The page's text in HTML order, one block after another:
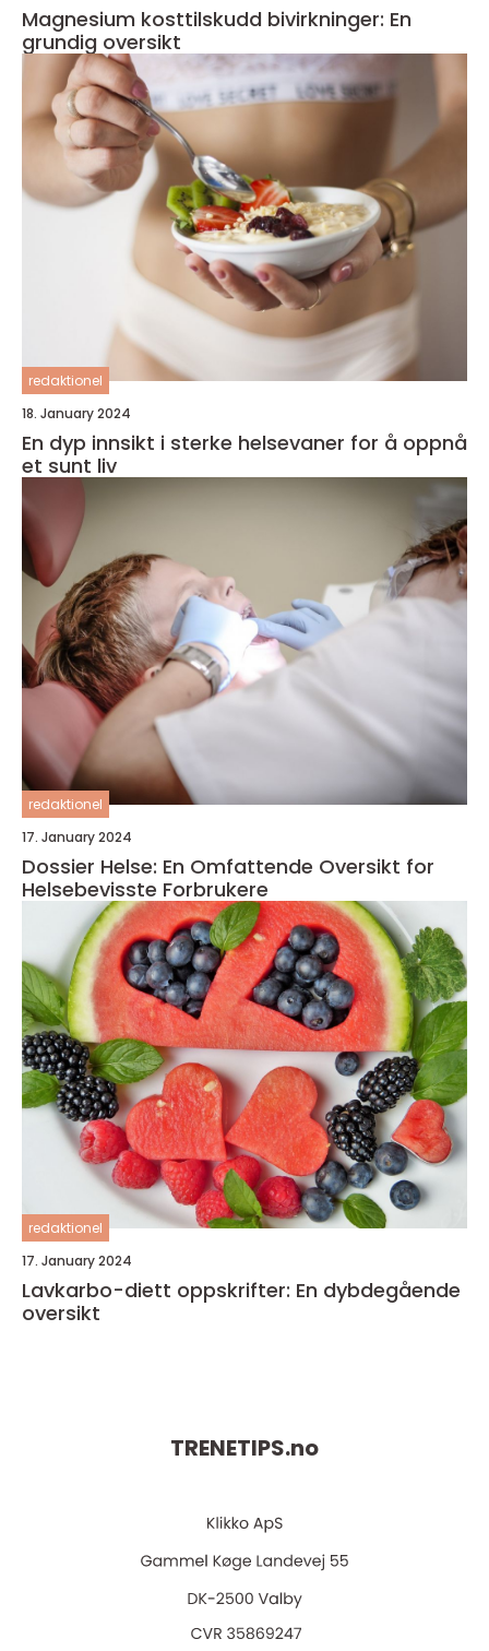
Magnesium kosttilskudd bivirkninger: En
grundig oversikt
redaktionel
18. January 2024
En dyp innsikt i sterke helsevaner for å oppnå
et sunt liv
redaktionel
17. January 2024
Dossier Helse: En Omfattende Oversikt for
Helsebevisste Forbrukere
redaktionel
17. January 2024
Lavkarbo-diett oppskrifter: En dybdegående
oversikt
TRENETIPS.no